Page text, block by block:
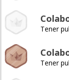
Tener
Tener